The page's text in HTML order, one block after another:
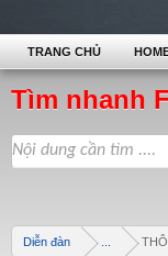
Tìm nhanh
Diễn đàn
TRANG CHỦ